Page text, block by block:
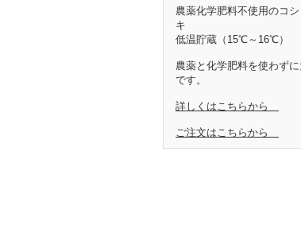
農薬化学肥料不使用のコ
キ
低温貯蔵（15℃～16℃）
農薬と化学肥料を使わず
です。
詳しくはこちらから
ご注文はこちらから